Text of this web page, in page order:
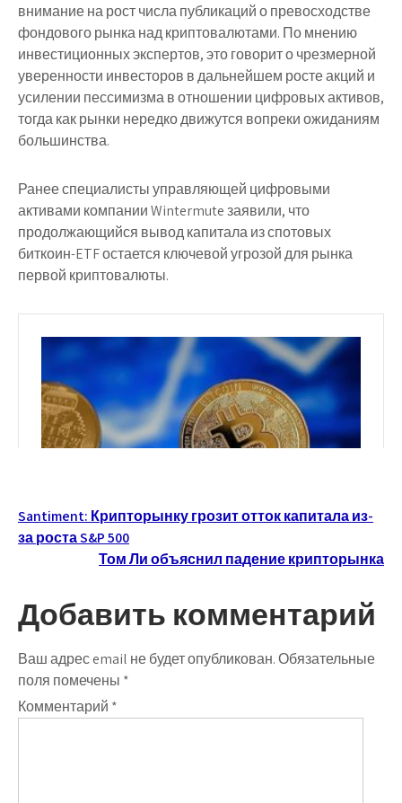
внимание на рост числа публикаций о превосходстве
фондового рынка над криптовалютами. По мнению
инвестиционных экспертов, это говорит о чрезмерной
уверенности инвесторов в дальнейшем росте акций и
усилении пессимизма в отношении цифровых активов,
тогда как рынки нередко движутся вопреки ожиданиям
большинства.
Ранее специалисты управляющей цифровыми
активами компании Wintermute заявили, что
продолжающийся вывод капитала из спотовых
биткоин-ETF остается ключевой угрозой для рынка
первой криптовалюты.
Навигация
по
Santiment: Крипторынку грозит отток капитала из-
за роста S&P 500
Том Ли объяснил падение крипторынка
Добавить комментарий
Ваш адрес email не будет опубликован.Обязательные
поля помечены *
Комментарий *